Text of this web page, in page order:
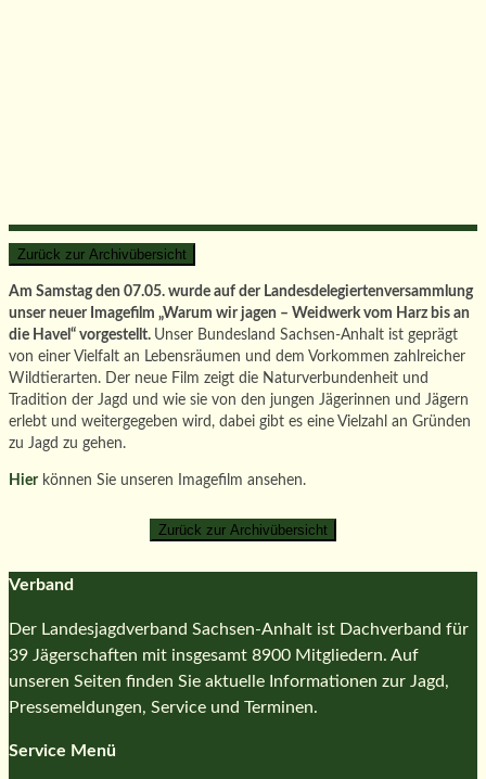
Am Samstag den 07.05. wurde auf der Landesdelegiertenversammlung
unser neuer Imagefilm „Warum wir jagen – Weidwerk vom Harz bis an
die Havel“ vorgestellt. Unser Bundesland Sachsen-Anhalt ist geprägt
von einer Vielfalt an Lebensräumen und dem Vorkommen zahlreicher
Wildtierarten. Der neue Film zeigt die Naturverbundenheit und
Tradition der Jagd und wie sie von den jungen Jägerinnen und Jägern
erlebt und weitergegeben wird, dabei gibt es eine Vielzahl an Gründen
zu Jagd zu gehen.
Hierkönnen Sie unseren Imagefilm ansehen.
Verband
Der Landesjagdverband Sachsen-Anhalt ist Dachverband für
39 Jägerschaften mit insgesamt 8900 Mitgliedern. Auf
unseren Seiten finden Sie aktuelle Informationen zur Jagd,
Pressemeldungen, Service und Terminen.
Service Menü